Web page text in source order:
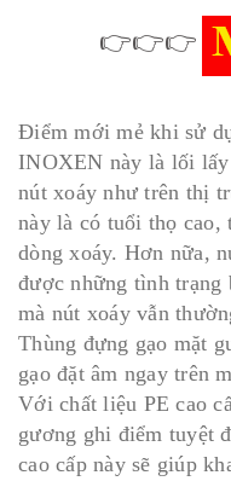
👉👉👉
Điểm mới mẻ khi sử
INOXEN này là lối lấy
nút xoáy như trên thị
này là có tuổi thọ cao,
dòng xoáy. Hơn nữa,
được những tình
mà nút xoáy vẫn
Thùng đựng gạo mặt
gạo đặt âm ngay trên
Với chất liệu PE cao
gương ghi điểm tuyệt
cao cấp này sẽ giúp